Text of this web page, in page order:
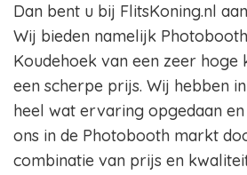
Dan bent u bij FlitsKoning.nl
Wij bieden namelijk Photobooth
Koudehoek van een zeer
een scherpe prijs. Wij hebben
heel wat ervaring opgedaan
ons in de Photobooth markt
combinatie van prijs en